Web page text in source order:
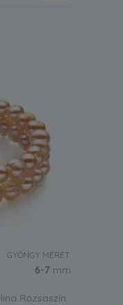
GYÖNGY MÉRET:
6-7 mm
Rózsaszín